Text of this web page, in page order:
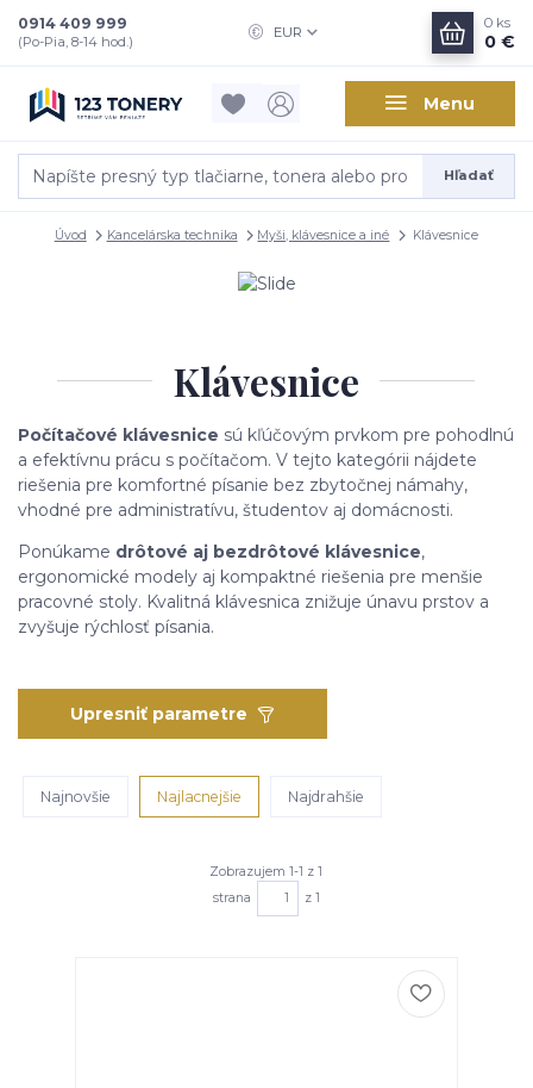
Menu
EUR
Hľadať
0914 409 999
(Po-Pia, 8-14 hod.)
0 ks
0 €
Úvod Kancelárska technika Myši, klávesnice a iné Klávesnice
Klávesnice
Počítačové klávesnice sú kľúčovým prvkom pre pohodlnú
a efektívnu prácu s počítačom. V tejto kategórii nájdete
riešenia pre komfortné písanie bez zbytočnej námahy,
vhodné pre administratívu, študentov aj domácnosti.
Ponúkame drôtové aj bezdrôtové klávesnice,
ergonomické modely aj kompaktné riešenia pre menšie
pracovné stoly. Kvalitná klávesnica znižuje únavu prstov a
zvyšuje rýchlosť písania.
Upresniť parametre
Najnovšie Najlacnejšie Najdrahšie
Zobrazujem 1-1 z 1
strana
z 1